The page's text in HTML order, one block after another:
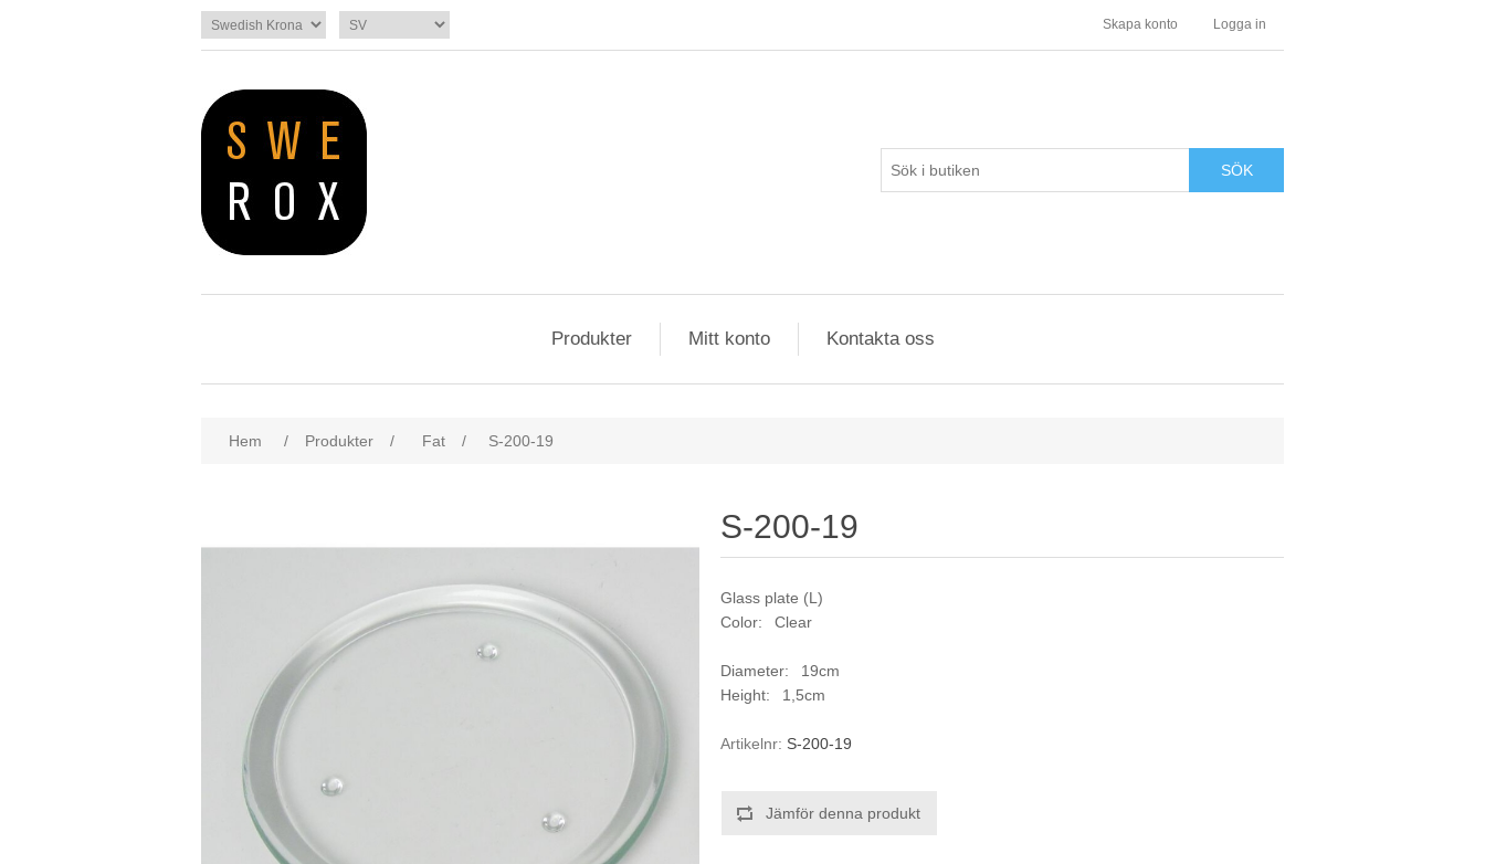
Skapa konto Logga in
SÖK
Produkter Mitt konto Kontakta oss
Hem / Produkter / Fat / S-200-19
S-200-19
Glass plate (L)
Color: Clear
Diameter: 19cm
Height: 1,5cm
Artikelnr: S-200-19
Jämför denna produkt